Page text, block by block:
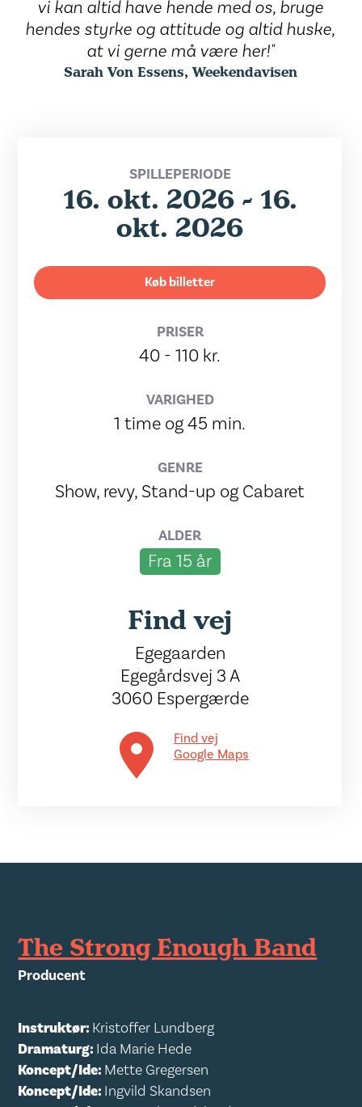
vi kan altid have hende med os, bruge
hendes styrke og attitude og altid huske,
at vi gerne må være her!"
Sarah Von Essens, Weekendavisen
SPILLEPERIODE
16. okt. 2026 - 16.
okt. 2026
Køb billetter
PRISER
40 - 110 kr.
VARIGHED
1 time og 45 min.
GENRE
Show, revy, Stand-up og Cabaret
ALDER
Fra 15 år
Find vej
Egegaarden
Egegårdsvej 3 A
3060 Espergærde
Find vej
Google Maps
The Strong Enough Band
Producent
Instruktør: Kristoffer Lundberg
Dramaturg: Ida Marie Hede
Koncept/Ide: Mette Gregersen
Koncept/Ide: Ingvild Skandsen